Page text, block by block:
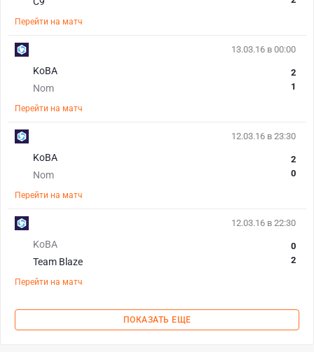
Перейти на матч
13.03.16 в 00:00
KoBA
Nom
2
1
Перейти на матч
12.03.16 в 23:30
KoBA
Nom
2
0
Перейти на матч
12.03.16 в 22:30
KoBA
Team Blaze
0
2
Перейти на матч
ПОКАЗАТЬ ЕЩЕ